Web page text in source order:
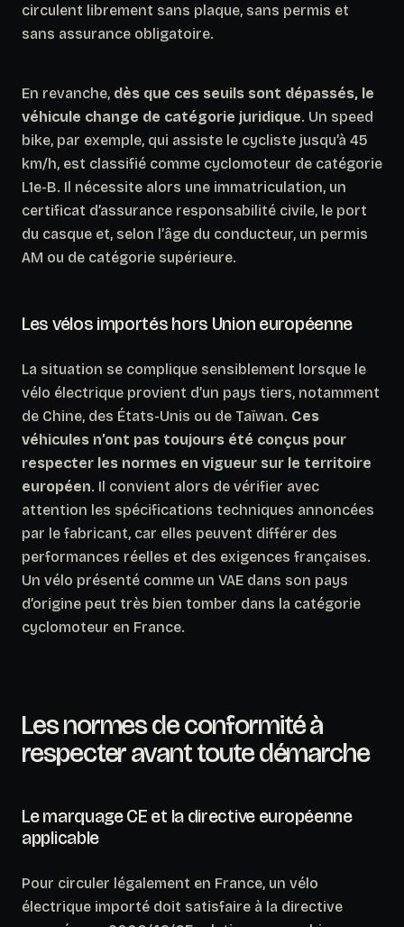
circulent librement sans plaque, sans permis et
sans assurance obligatoire.
En revanche, dès que ces seuils sont dépassés, le
véhicule change de catégorie juridique. Un speed
bike, par exemple, qui assiste le cycliste jusqu’à 45
km/h, est classifié comme cyclomoteur de catégorie
L1e-B. Il nécessite alors une immatriculation, un
certificat d’assurance responsabilité civile, le port
du casque et, selon l’âge du conducteur, un permis
AM ou de catégorie supérieure.
Les vélos importés hors Union européenne
La situation se complique sensiblement lorsque le
vélo électrique provient d’un pays tiers, notamment
de Chine, des États-Unis ou de Taïwan. Ces
véhicules n’ont pas toujours été conçus pour
respecter les normes en vigueur sur le territoire
européen. Il convient alors de vérifier avec
attention les spécifications techniques annoncées
par le fabricant, car elles peuvent différer des
performances réelles et des exigences françaises.
Un vélo présenté comme un VAE dans son pays
d’origine peut très bien tomber dans la catégorie
cyclomoteur en France.
Les normes de conformité à
respecter avant toute démarche
Le marquage CE et la directive européenne
applicable
Pour circuler légalement en France, un vélo
électrique importé doit satisfaire à la directive